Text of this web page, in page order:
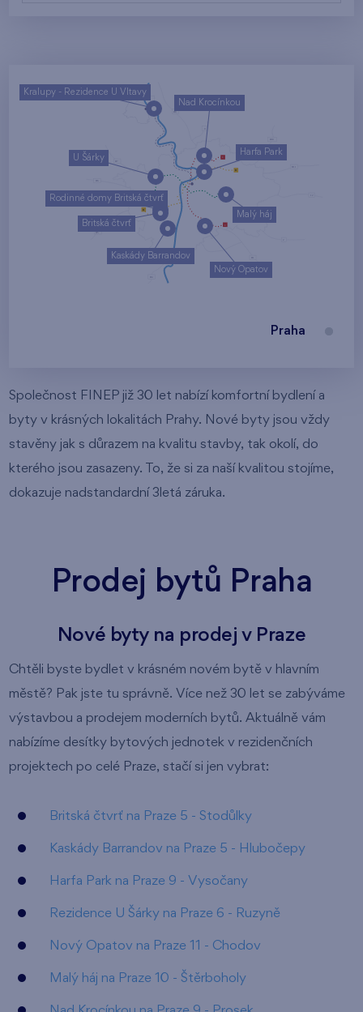
Nový Opatov
Malý háj
U Šárky
Kaskády Barrandov
Harfa Park
Nad Krocínkou
Rodinné domy Britská čtvrť
Britská čtvrť
Kralupy - Rezidence U Vltavy
Praha
Společnost FINEP již 30 let nabízí komfortní bydlení a
byty v krásných lokalitách Prahy. Nové byty jsou vždy
stavěny jak s důrazem na kvalitu stavby, tak okolí, do
kterého jsou zasazeny. To, že si za naší kvalitou stojíme,
dokazuje nadstandardní 3letá záruka.
Prodej bytů Praha
Nové byty na prodej v Praze
Chtěli byste bydlet v krásném novém bytě v hlavním
městě? Pak jste tu správně. Více než 30 let se zabýváme
výstavbou a prodejem moderních bytů. Aktuálně vám
nabízíme desítky bytových jednotek v rezidenčních
projektech po celé Praze, stačí si jen vybrat:
Britská čtvrť na Praze 5 - Stodůlky
Kaskády Barrandov na Praze 5 - Hlubočepy
Harfa Park na Praze 9 - Vysočany
Rezidence U Šárky na Praze 6 - Ruzyně
Nový Opatov na Praze 11 - Chodov
Malý háj na Praze 10 - Štěrboholy